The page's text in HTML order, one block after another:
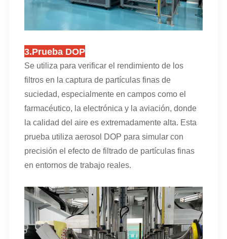
3.Prueba DOP
Se utiliza para verificar el rendimiento de los
filtros en la captura de partículas finas de
suciedad, especialmente en campos como el
farmacéutico, la electrónica y la aviación, donde
la calidad del aire es extremadamente alta. Esta
prueba utiliza aerosol DOP para simular con
precisión el efecto de filtrado de partículas finas
en entornos de trabajo reales.